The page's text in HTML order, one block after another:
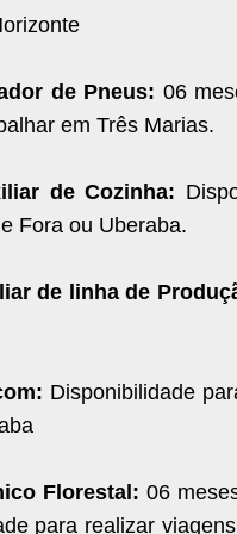
de Pneus: 06
em Três Marias.
de Cozinha:
Fora ou Uberaba.
de linha de
Disponibilidade
Florestal: 06
para realizar